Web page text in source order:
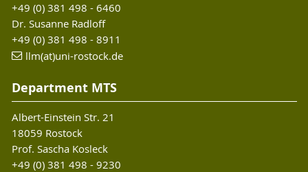
+49 (0) 381 498 - 6460
Dr. Susanne Radloff
+49 (0) 381 498 - 8911
llm(at)uni-rostock.de
Department MTS
Albert-Einstein Str. 21
18059 Rostock
Prof. Sascha Kosleck
+49 (0) 381 498 - 9230